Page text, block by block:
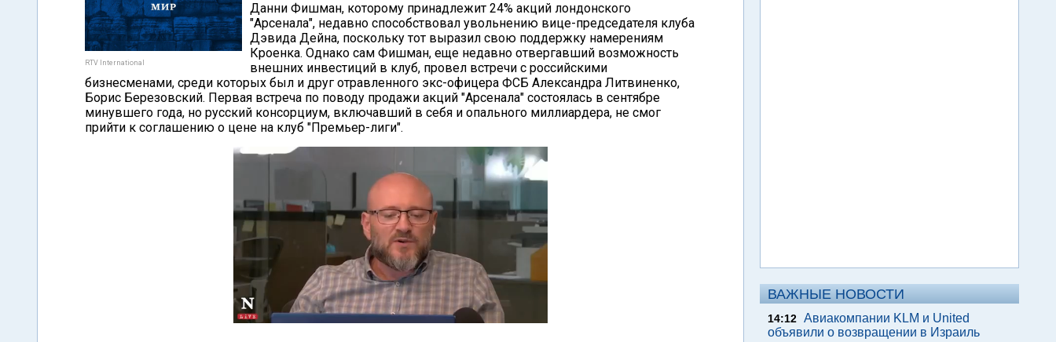
RTV International
Данни Фишман, которому принадлежит 24% акций лондонского
"Арсенала", недавно способствовал увольнению вице-председателя клуба
Дэвида Дейна, поскольку тот выразил свою поддержку намерениям
Кроенка. Однако сам Фишман, еще недавно отвергавший возможность
внешних инвестиций в клуб, провел встречи с российскими
бизнесменами, среди которых был и друг отравленного экс-офицера ФСБ Александра Литвиненко,
Борис Березовский. Первая встреча по поводу продажи акций "Арсенала" состоялась в сентябре
минувшего года, но русский консорциум, включавший в себя и опального миллиардера, не смог
прийти к соглашению о цене на клуб "Премьер-лиги".
ВАЖНЫЕ НОВОСТИ
14:12 Авиакомпании KLM и United
объявили о возвращении в Израиль